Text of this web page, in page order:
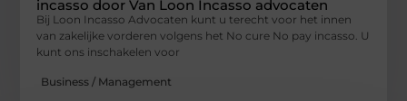
incasso door Van Loon Incasso advocaten
Bij Loon Incasso Advocaten kunt u terecht voor het innen
van zakelijke vorderen volgens het No cure No pay incasso. U
kunt ons inschakelen voor
Business / Management